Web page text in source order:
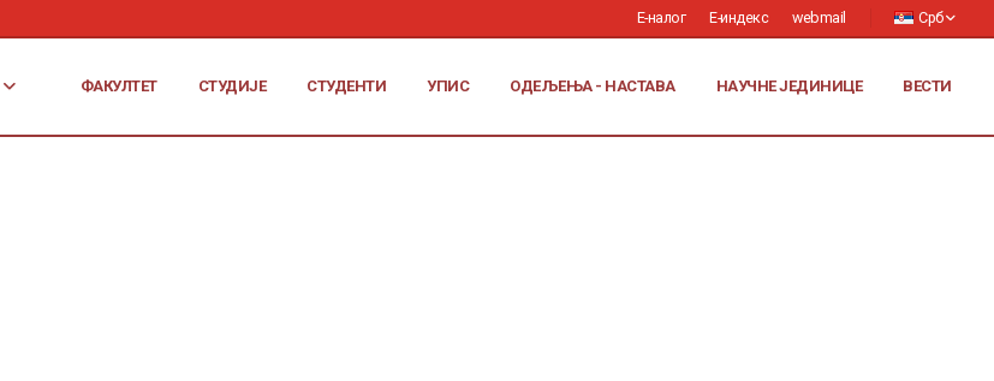
Е-налог Е-индекс webmail Срб
ФАКУЛТЕТ СТУДИЈЕ СТУДЕНТИ УПИС ОДЕЉЕЊА - НАСТАВА НАУЧНЕ ЈЕДИНИЦЕ ВЕСТИ